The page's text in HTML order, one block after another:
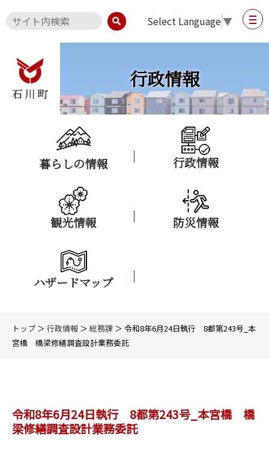
Select Language▼
行政情報
暮らしの情報 行政情報
観光情報 防災情報
ハザードマップ
トップ ＞ 行政情報 ＞ 総務課 ＞ 令和8年6月24日執行 8都第243号_本
宮橋 橋梁修繕調査設計業務委託
令和8年6月24日執行 8都第243号_本宮橋 橋
梁修繕調査設計業務委託